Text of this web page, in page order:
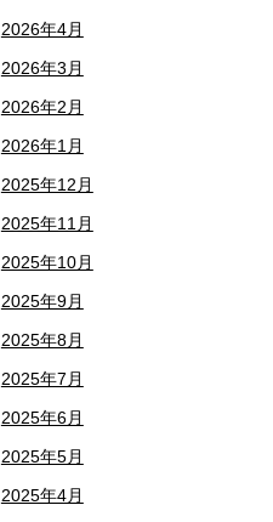
2026年4月
2026年3月
2026年2月
2026年1月
2025年12月
2025年11月
2025年10月
2025年9月
2025年8月
2025年7月
2025年6月
2025年5月
2025年4月